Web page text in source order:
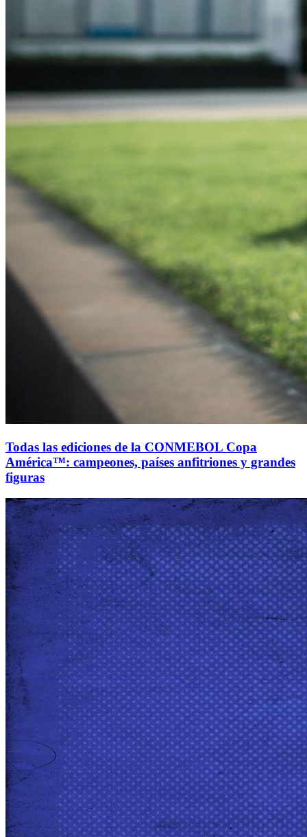
Todas las ediciones de la CONMEBOL Copa
América™: campeones, países anfitriones y grandes
figuras